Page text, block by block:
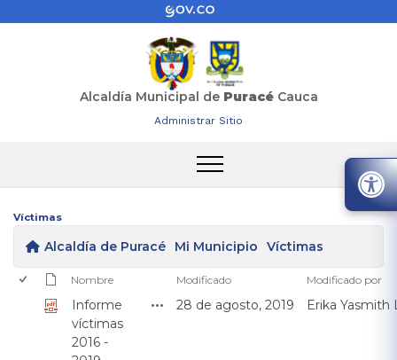
Alcaldía Municipal de Puracé Cauca
Administrar Sitio
Víctimas
Alcaldía de Puracé Mi Municipio Víctimas
Nombre Modificado Modificado por
Informe
víctimas
2016 -
28 de agosto, 2019 Erika Yasmith